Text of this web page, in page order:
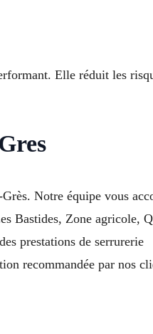
Elle réduit les
Notre équipe vous
Bastides, Zone agricole,
prestations de serrurerie
recommandée par nos